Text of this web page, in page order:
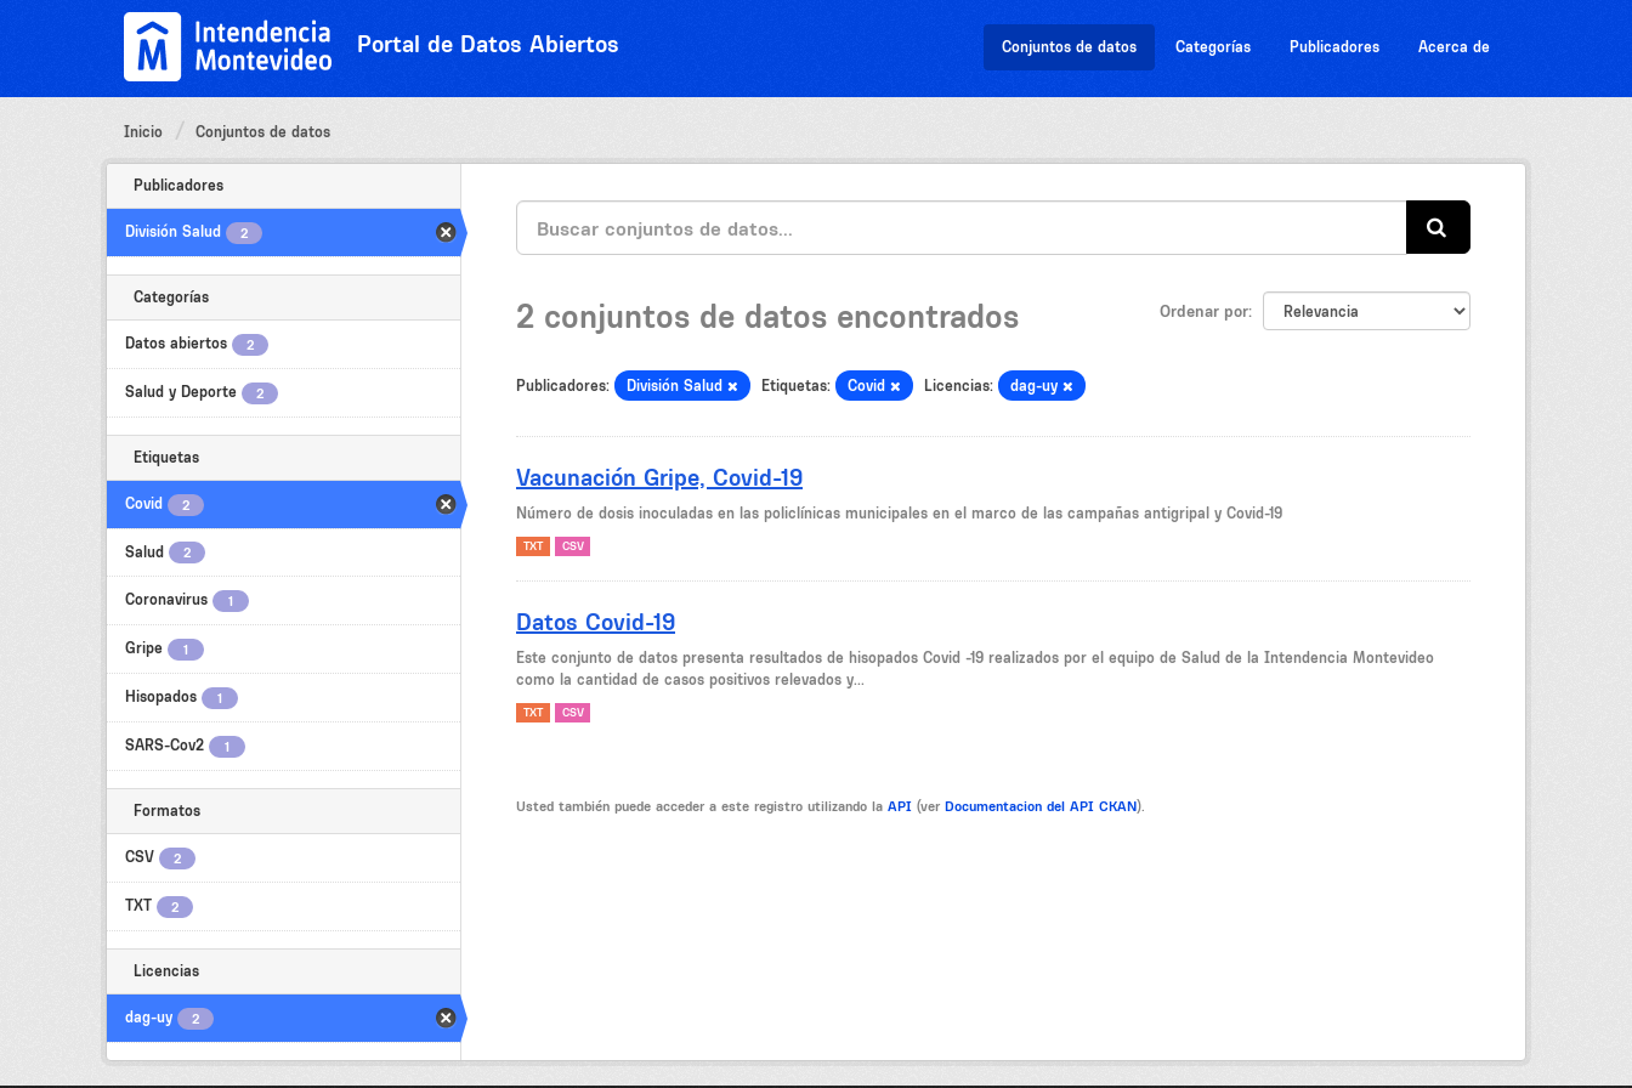
Portal de Datos Abiertos Conjuntos de datos Categorías Publicadores Acerca de
Inicio Conjuntos de datos
Publicadores
División Salud 2
Categorías
Datos abiertos 2
Salud y Deporte 2
Etiquetas
Covid 2
Salud 2
Coronavirus 1
Gripe 1
Hisopados 1
SARS-Cov2 1
Formatos
CSV 2
TXT 2
Licencias
dag-uy 2
Ordenar por
2 conjuntos de datos encontrados
Publicadores: División Salud Etiquetas: Covid Licencias: dag-uy
Vacunación Gripe, Covid-19
Número de dosis inoculadas en las policlínicas municipales en el marco de las campañas antigripal y Covid-19
TXT CSV
Datos Covid-19
Este conjunto de datos presenta resultados de hisopados Covid -19 realizados por el equipo de Salud de la Intendencia Montevideo
como la cantidad de casos positivos relevados y...
TXT CSV
Usted también puede acceder a este registro utilizando la API (ver Documentacion del API CKAN).